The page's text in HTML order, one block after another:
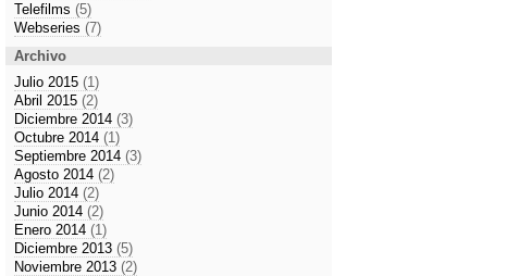
Telefilms (5)
Webseries (7)
Archivo
Julio 2015 (1)
Abril 2015 (2)
Diciembre 2014 (3)
Octubre 2014 (1)
Septiembre 2014 (3)
Agosto 2014 (2)
Julio 2014 (2)
Junio 2014 (2)
Enero 2014 (1)
Diciembre 2013 (5)
Noviembre 2013 (2)